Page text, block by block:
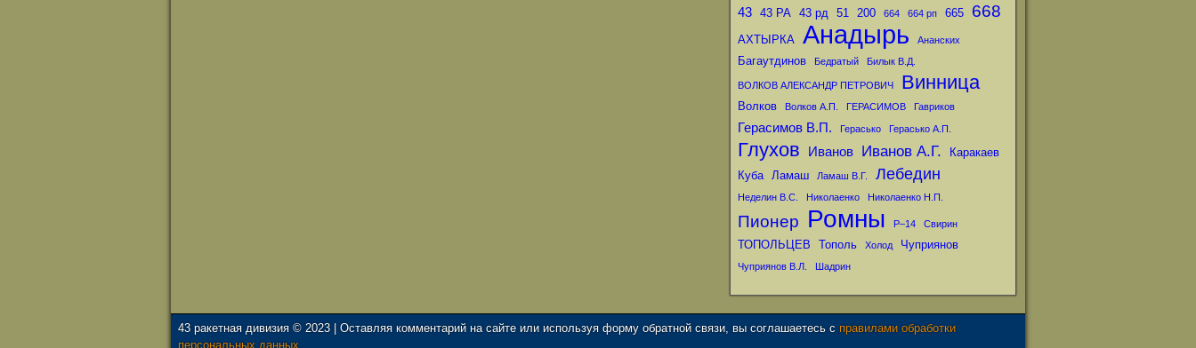
43 43 РА 43 рд 51 200 664 664 рп 665 668
АХТЫРКА Анадырь Ананских
Багаутдинов Бедратый Билык В.Д.
ВОЛКОВ АЛЕКСАНДР ПЕТРОВИЧ Винница
Волков Волков А.П. ГЕРАСИМОВ Гавриков
Герасимов В.П. Герасько Герасько А.П.
Глухов Иванов Иванов А.Г.
Каракаев
Куба
Ламаш Ламаш В.Г. Лебедин
Неделин В.С. Николаенко Николаенко Н.П.
Пионер Ромны Р–14 Свирин
ТОПОЛЬЦЕВ Тополь Холод Чуприянов
Чуприянов В.Л. Шадрин
43 ракетная дивизия © 2023 | Оставляя комментарий на сайте или используя форму обратной связи, вы соглашаетесь с правилами обработки
персональных данных.